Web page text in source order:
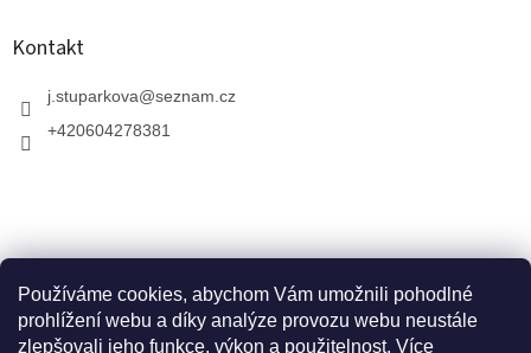
Používáme cookies, abychom Vám umožnili pohodlné
prohlížení webu a díky analýze provozu webu neustále
zlepšovali jeho funkce, výkon a použitelnost. Více
Kontakt
j.stuparkova@seznam.cz
+420604278381